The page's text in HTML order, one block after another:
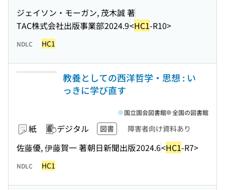
ジェイソン・モーガン, 茂木誠 著
TAC株式会社出版事業部2024.9<HC1-R10>
NDLC HC1
教養としての西洋哲学・思想 : い
っきに学び直す
紙 デジタル 図書 障害者向け資料あり
佐藤優, 伊藤賀一 著朝日新聞出版2024.6<HC1-R7>
国立国会図書館 全国の図書館
NDLC HC1